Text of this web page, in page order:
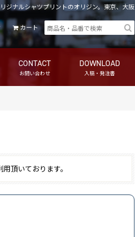
ジナルシャツプリントのオリジン。東京、大阪
CONTACT
お問い合わせ
DOWNLOAD
入稿・発注書
カート
頂いております。